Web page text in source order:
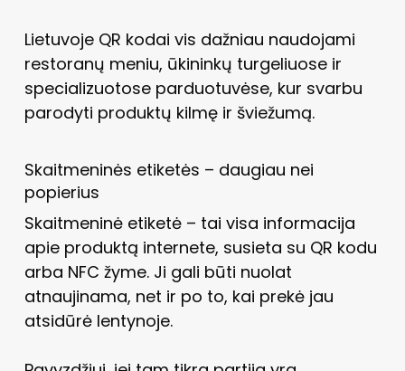
Lietuvoje QR kodai vis dažniau naudojami
restoranų meniu, ūkininkų turgeliuose ir
specializuotose parduotuvėse, kur svarbu
parodyti produktų kilmę ir šviežumą.
Skaitmeninės etiketės – daugiau nei
popierius
Skaitmeninė etiketė – tai visa informacija
apie produktą internete, susieta su QR kodu
arba NFC žyme. Ji gali būti nuolat
atnaujinama, net ir po to, kai prekė jau
atsidūrė lentynoje.